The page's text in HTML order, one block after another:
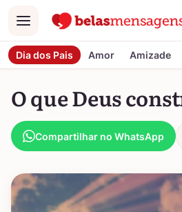
Menu
Dia dos Pais Amor Amizade
O que Deus
Compartilhar no WhatsApp